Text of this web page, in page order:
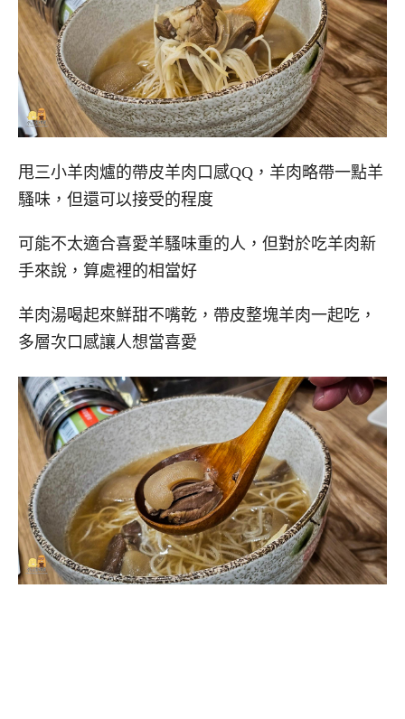
甩三小羊肉爐的帶皮羊肉口感QQ，羊肉略帶一點羊
騷味，但還可以接受的程度
可能不太適合喜愛羊騷味重的人，但對於吃羊肉新
手來說，算處裡的相當好
羊肉湯喝起來鮮甜不嘴乾，帶皮整塊羊肉一起吃，
多層次口感讓人想當喜愛